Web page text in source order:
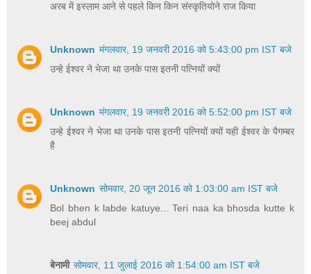
अरब में इस्लाम आने से पहले किन किन संस्कृतियोने राज किया
Unknown मंगलवार, 19 जनवरी 2016 को 5:43:00 pm IST बजे
उन्हे ईश्वर ने भेजा था उनके पास इतनी पत्नियों क्यों
Unknown मंगलवार, 19 जनवरी 2016 को 5:52:00 pm IST बजे
उन्हे ईश्वर ने भेजा था उनके पास इतनी पत्नियों क्यों यही ईश्वर के पैगम्बर
है
Unknown सोमवार, 20 जून 2016 को 1:03:00 am IST बजे
Bol bhen k labde katuye... Teri naa ka bhosda kutte k
beej abdul
बेनामी सोमवार, 11 जुलाई 2016 को 1:54:00 am IST बजे